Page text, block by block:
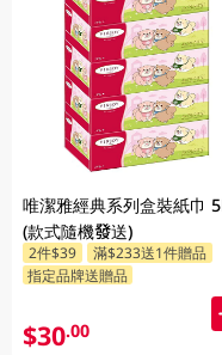
唯潔雅經典系列盒裝紙巾
(款式隨機發送)
2件$39
滿$233送1件贈品
指定品牌送贈品
$30.00